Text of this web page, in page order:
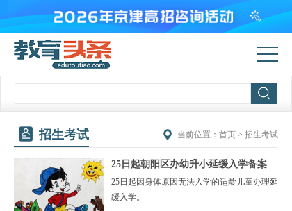
招生考试 当前位置： 首页 > 招生考试
25日起朝阳区办幼升小延缓入学备案
25日起因身体原因无法入学的适龄儿童办理延
缓入学。